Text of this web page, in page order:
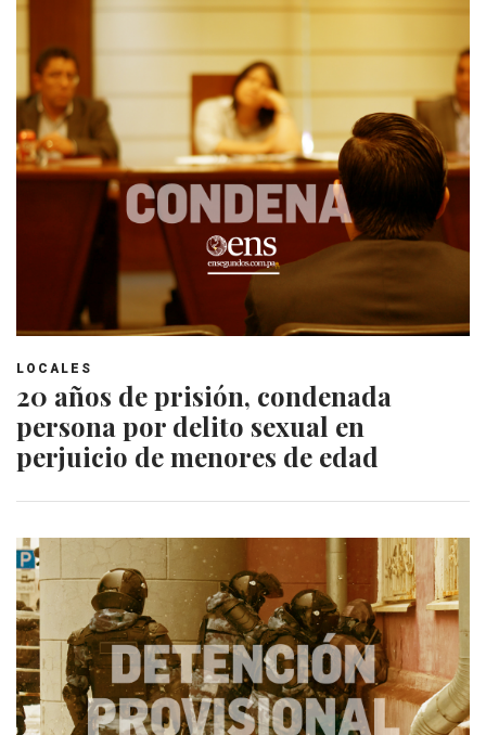
LOCALES
20 años de prisión, condenada
persona por delito sexual en
perjuicio de menores de edad